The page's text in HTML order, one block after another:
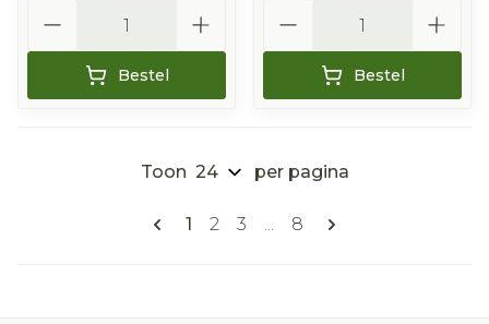
Bestel Bestel
Pagina's
U lees momenteel pagina
1 Pagina
2 Pagina
3 ... Pagina
8
Toon per pagina